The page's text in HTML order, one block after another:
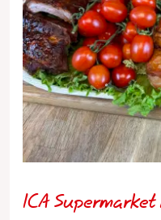
ICA